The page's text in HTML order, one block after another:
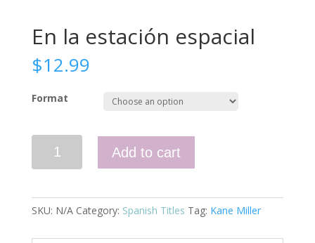
En la estación espacial
$12.99
Format
quantity
Add to cart
SKU: N/A Category: Spanish Titles Tag: Kane Miller